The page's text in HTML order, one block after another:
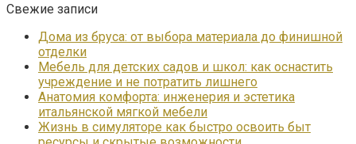
Свежие записи
Дома из бруса: от выбора материала до финишной
отделки
Мебель для детских садов и школ: как оснастить
учреждение и не потратить лишнего
Анатомия комфорта: инженерия и эстетика
итальянской мягкой мебели
Жизнь в симуляторе как быстро освоить быт